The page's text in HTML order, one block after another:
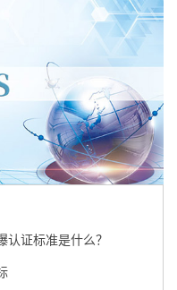
认证标准是什么？